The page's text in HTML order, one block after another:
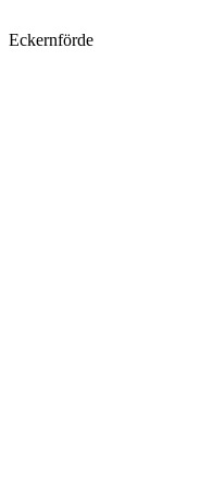
Eckernförde